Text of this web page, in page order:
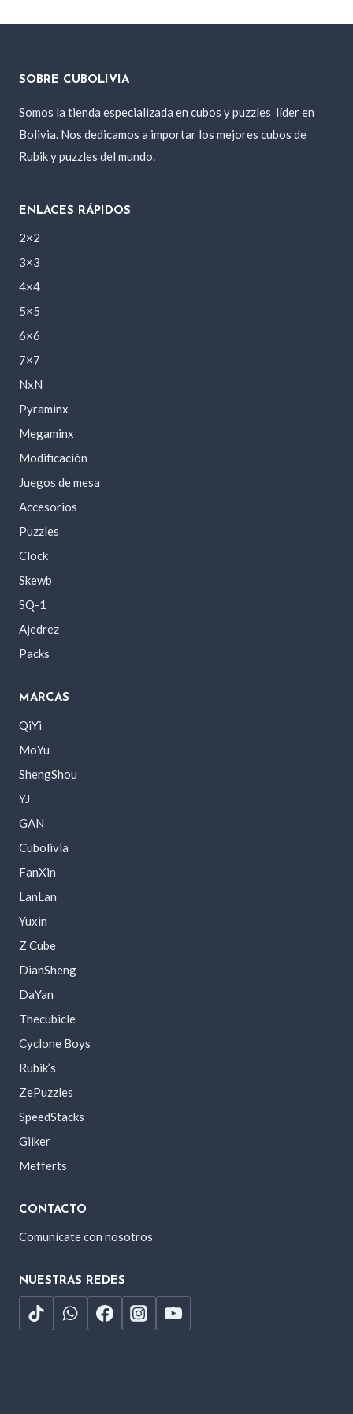
SOBRE CUBOLIVIA
Somos la tienda especializada en cubos y puzzles líder en
Bolivia. Nos dedicamos a importar los mejores cubos de
Rubik y puzzles del mundo.
ENLACES RÁPIDOS
2×2
3×3
4×4
5×5
6×6
7×7
NxN
Pyraminx
Megaminx
Modificación
Juegos de mesa
Accesorios
Puzzles
Clock
Skewb
SQ-1
Ajedrez
Packs
MARCAS
QiYi
MoYu
ShengShou
YJ
GAN
Cubolivia
FanXin
LanLan
Yuxin
Z Cube
DianSheng
DaYan
Thecubicle
Cyclone Boys
Rubik’s
ZePuzzles
SpeedStacks
Giiker
Mefferts
CONTACTO
Comunícate con nosotros
NUESTRAS REDES